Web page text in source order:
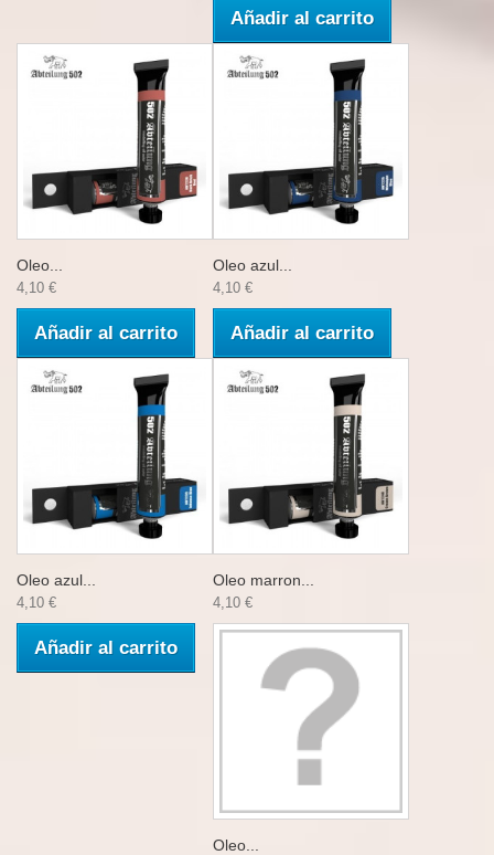
Añadir al carrito
Oleo...
4,10 €
Añadir al carrito
Oleo azul...
4,10 €
Añadir al carrito
Oleo azul...
4,10 €
Añadir al carrito
Oleo marron...
4,10 €
Oleo...